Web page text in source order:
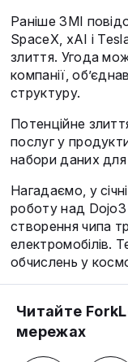
Раніше ЗМІ
SpaceX, xAI і
злиття. Угода
компанії,
структуру.
Потенційне
послуг у
набори даних
Нагадаємо, у
роботу над
створення чипа
електромобілів.
обчислень у
Читайте
мережах